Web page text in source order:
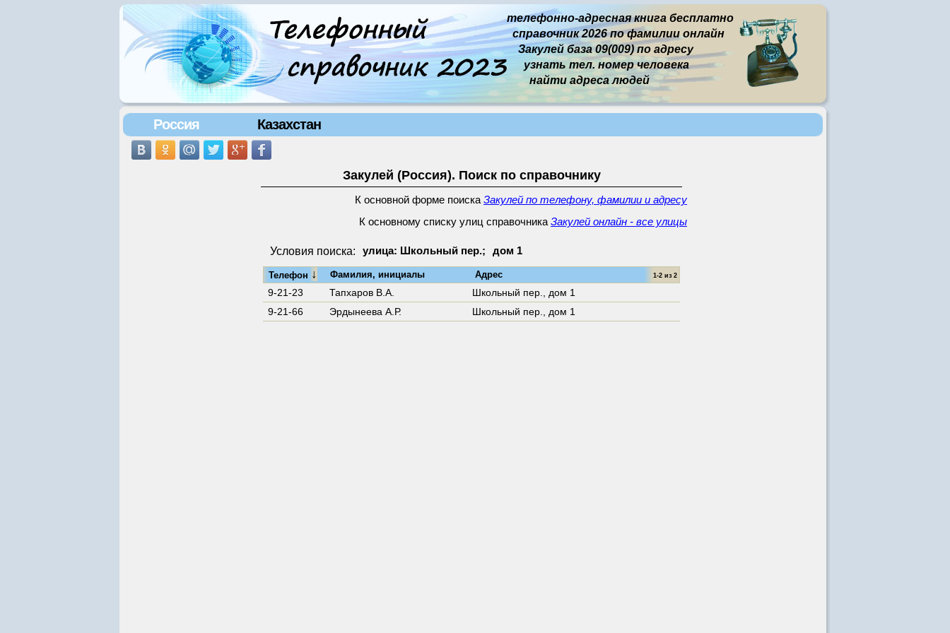
телефонно-адресная книга бесплатно
справочник 2026 по фамилии онлайн
Закулей база 09(009) по адресу
узнать тел. номер человека
найти адреса людей
Россия Казахстан
Закулей (Россия). Поиск по справочнику
К основной форме поиска Закулей по телефону, фамилии и адресу
К основному списку улиц справочника Закулей онлайн - все улицы
Условия поиска: улица: Школьный пер.; дом 1
Телефон ↓ Фамилия, инициалы Адрес 1-2 из 2
9-21-23 Тапхаров В.А. Школьный пер., дом 1
9-21-66
Эрдынеева А.Р. Школьный пер., дом 1